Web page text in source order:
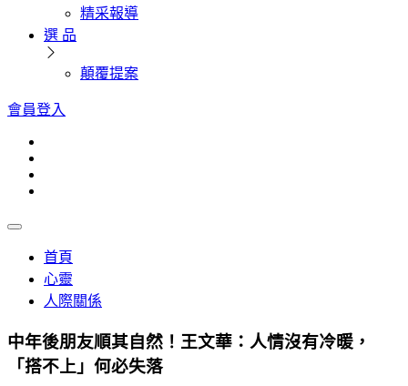
精采報導
選 品
顛覆提案
會員登入
首頁
心靈
人際關係
中年後朋友順其自然！王文華：人情沒有冷暖，
「搭不上」何必失落